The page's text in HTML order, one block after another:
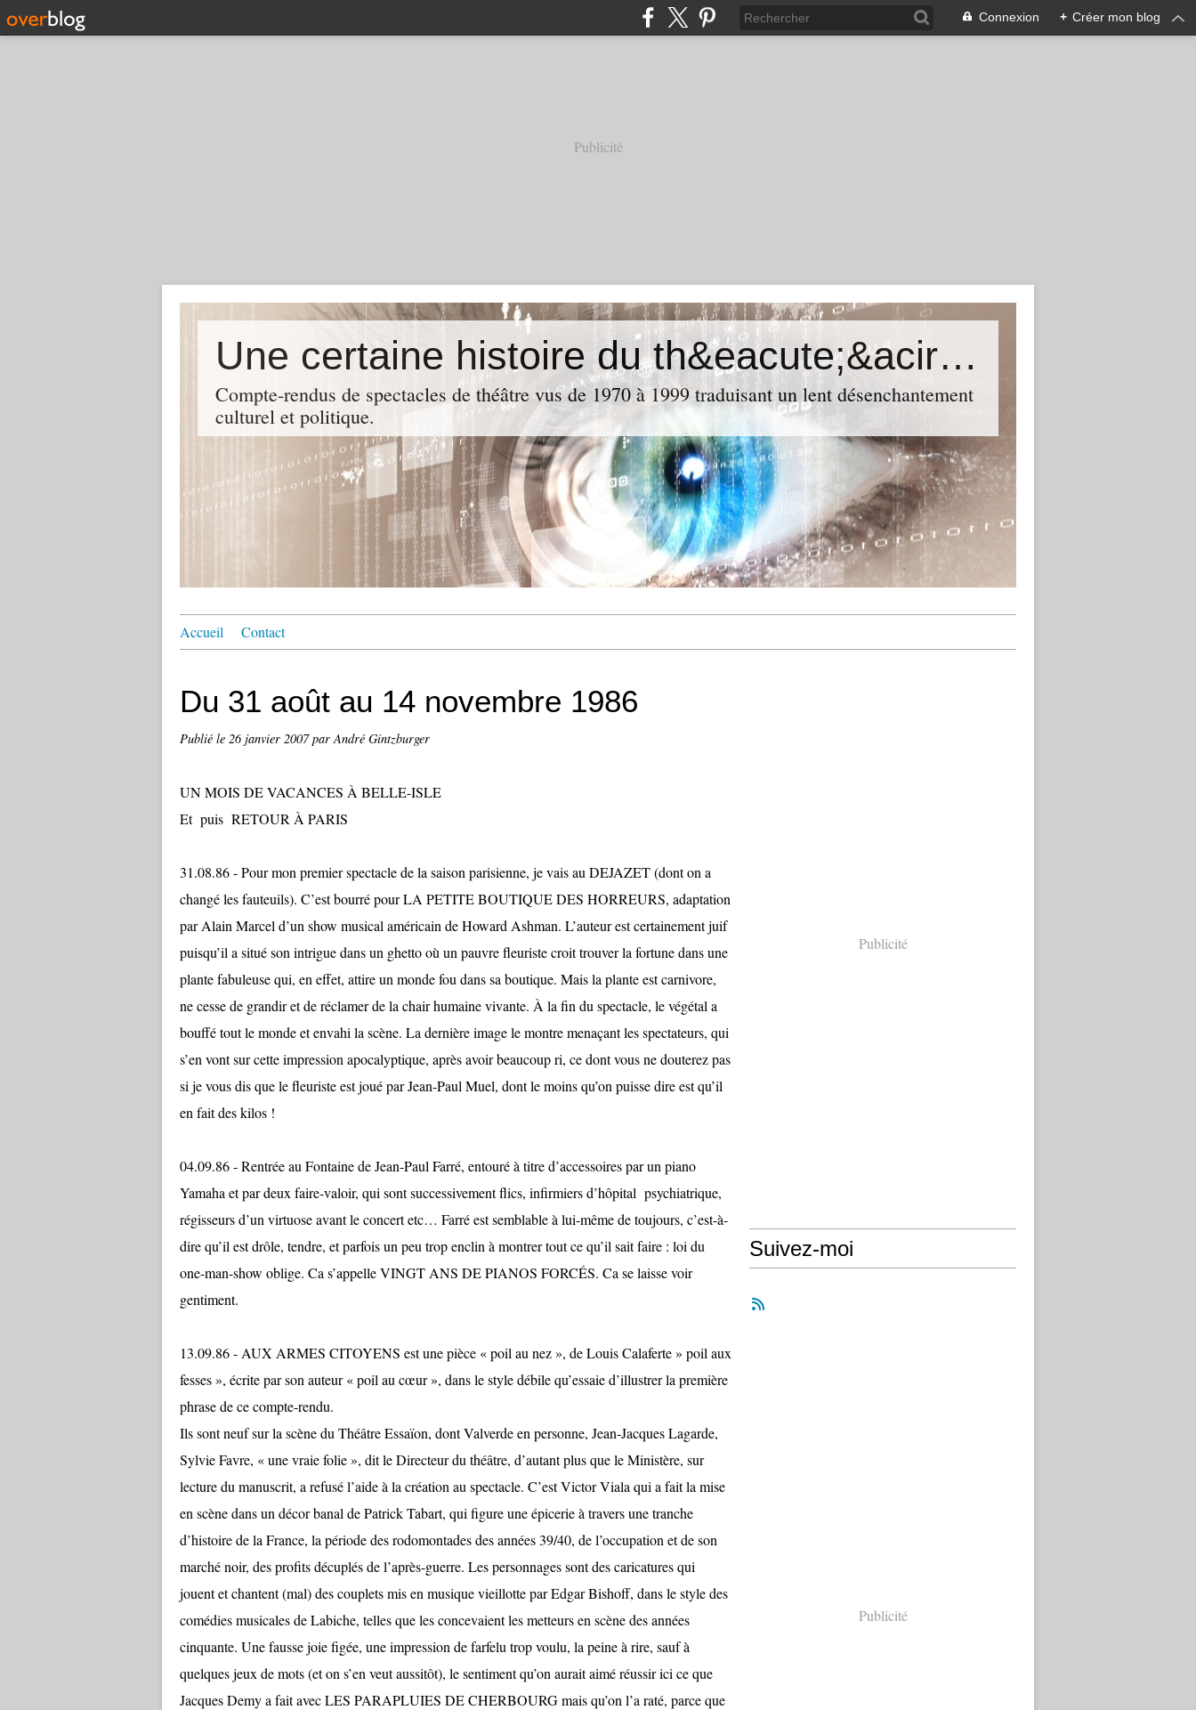
Connexion + Créer mon blog
Publicité
Une certaine histoire du th&eacute;&acirc;tre
Compte-rendus de spectacles de théâtre vus de 1970 à 1999 traduisant un lent désenchantement
culturel et politique.
Accueil Contact
Du 31 août au 14 novembre 1986
Publié le 26 janvier 2007par André Gintzburger
UN MOIS DE VACANCES À BELLE-ISLE
Et puis RETOUR À PARIS
31.08.86 - Pour mon premier spectacle de la saison parisienne, je vais au DEJAZET (dont on a
changé les fauteuils). C’est bourré pour LA PETITE BOUTIQUE DES HORREURS, adaptation
par Alain Marcel d’un show musical américain de Howard Ashman. L’auteur est certainement juif
puisqu’il a situé son intrigue dans un ghetto où un pauvre fleuriste croit trouver la fortune dans une
plante fabuleuse qui, en effet, attire un monde fou dans sa boutique. Mais la plante est carnivore,
ne cesse de grandir et de réclamer de la chair humaine vivante. À la fin du spectacle, le végétal a
bouffé tout le monde et envahi la scène. La dernière image le montre menaçant les spectateurs, qui
s’en vont sur cette impression apocalyptique, après avoir beaucoup ri, ce dont vous ne douterez pas
si je vous dis que le fleuriste est joué par Jean-Paul Muel, dont le moins qu’on puisse dire est qu’il
en fait des kilos !
04.09.86 - Rentrée au Fontaine de Jean-Paul Farré, entouré à titre d’accessoires par un piano
Yamaha et par deux faire-valoir, qui sont successivement flics, infirmiers d’hôpital psychiatrique,
régisseurs d’un virtuose avant le concert etc… Farré est semblable à lui-même de toujours, c’est-à-
dire qu’il est drôle, tendre, et parfois un peu trop enclin à montrer tout ce qu’il sait faire : loi du
one-man-show oblige. Ca s’appelle VINGT ANS DE PIANOS FORCÉS. Ca se laisse voir
gentiment.
13.09.86 - AUX ARMES CITOYENS est une pièce « poil au nez », de Louis Calaferte » poil aux
fesses », écrite par son auteur « poil au cœur », dans le style débile qu’essaie d’illustrer la première
phrase de ce compte-rendu.
Ils sont neuf sur la scène du Théâtre Essaïon, dont Valverde en personne, Jean-Jacques Lagarde,
Sylvie Favre, « une vraie folie », dit le Directeur du théâtre, d’autant plus que le Ministère, sur
lecture du manuscrit, a refusé l’aide à la création au spectacle. C’est Victor Viala qui a fait la mise
en scène dans un décor banal de Patrick Tabart, qui figure une épicerie à travers une tranche
d’histoire de la France, la période des rodomontades des années 39/40, de l’occupation et de son
marché noir, des profits décuplés de l’après-guerre. Les personnages sont des caricatures qui
jouent et chantent (mal) des couplets mis en musique vieillotte par Edgar Bishoff, dans le style des
comédies musicales de Labiche, telles que les concevaient les metteurs en scène des années
cinquante. Une fausse joie figée, une impression de farfelu trop voulu, la peine à rire, sauf à
quelques jeux de mots (et on s’en veut aussitôt), le sentiment qu’on aurait aimé réussir ici ce que
Jacques Demy a fait avec LES PARAPLUIES DE CHERBOURG mais qu’on l’a raté, parce que
Publicité
Suivez-moi
Publicité